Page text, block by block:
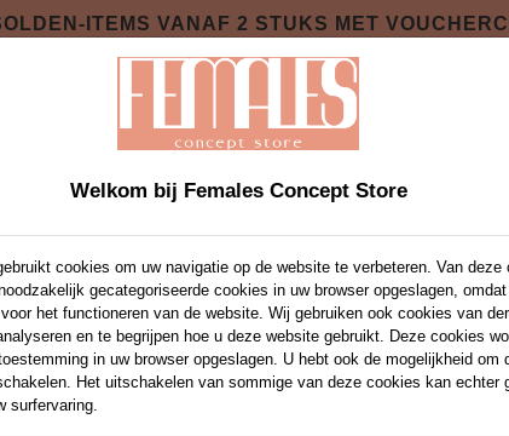
ITEMS VANAF 2 STUKS MET
PRIVATE SHOPPING NIGHT
COLLECTIE VIA VOUCHERCODE
Lunet
Artikel code:
€ 69,95
Welkom bij Females Concept Store
cookies om uw navigatie op de website te verbeteren. Van deze
gecategoriseerde cookies in uw browser opgeslagen,
het functioneren van de website. Wij gebruiken ook cookies van
en te begrijpen hoe u deze website gebruikt. Deze cookies
in uw browser opgeslagen. U hebt ook de mogelijkheid om
Het uitschakelen van sommige van deze cookies kan echter
surfervaring.